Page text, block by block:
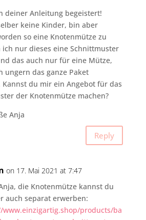
deiner Anleitung begeistert!
keine Kinder, bin aber
so eine Knotenmütze zu
ich nur dieses eine Schnittmuster
das auch nur für eine Mütze,
ungern das ganze Paket
du mir ein Angebot für das
der Knotenmütze machen?
Anja
Reply
on 17. Mai 2021 at 7:47
die Knotenmütze kannst du
auch separat erwerben:
www.einzigartig.shop/products/ba